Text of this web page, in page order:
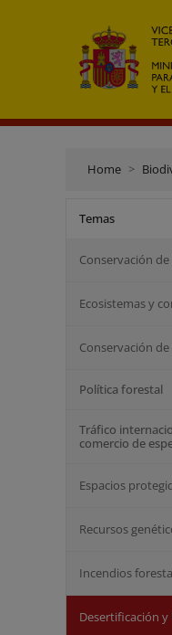
Home
Temas
Conservación
Ecosistemas y
Conservación de
Política forestal
Tráfico
comercio de
Espacios
Recursos
Incendios
Desertificación